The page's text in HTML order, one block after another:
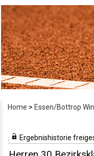
Home > Essen/Bottrop
Ergebnishistorie